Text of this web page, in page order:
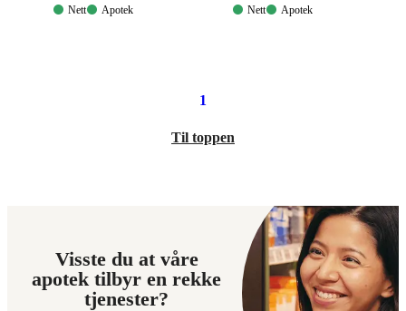
Nett:
Nett
Apotek:
Apotek
Nett:
Nett
Apotek:
Apotek
1
Til toppen
Visste du at våre
apotek tilbyr en rekke
tjenester?